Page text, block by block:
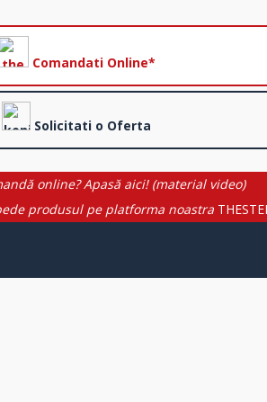
Comandati Online*
Solicitati o Oferta
online? Apasă aici! (material video)
produsul pe platforma noastra